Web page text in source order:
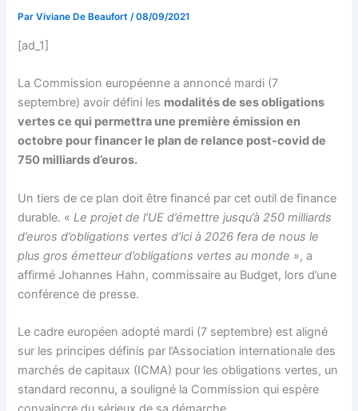
ParViviane De Beaufort/08/09/2021
[ad_1]
La Commission européenne a annoncé mardi (7
septembre) avoir défini les modalités de ses obligations
vertes ce qui permettra une première émission en
octobre pour financer le plan de relance post-covid de
750 milliards d’euros.
Un tiers de ce plan doit être financé par cet outil de finance
durable. «Le projet de l’UE d’émettre jusqu’à 250 milliards
d’euros d’obligations vertes d’ici à 2026 fera de nous le
plus gros émetteur d’obligations vertes au monde », a
affirmé Johannes Hahn, commissaire au Budget, lors d’une
conférence de presse.
Le cadre européen adopté mardi (7 septembre) est aligné
sur les principes définis par l’Association internationale des
marchés de capitaux (ICMA) pour les obligations vertes, un
standard reconnu, a souligné la Commission qui espère